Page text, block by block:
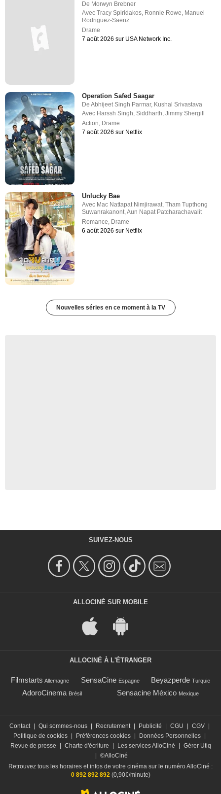
De Morwyn Brebner
AvecTracy Spiridakos, Ronnie Rowe, Manuel
Rodriguez-Saenz
Drame
7 août 2026 sur USA Network Inc.
Operation Safed Saagar
DeAbhijeet Singh Parmar, Kushal Srivastava
Avec Harssh Singh ,Siddharth ,Jimmy Shergill
Action Drame
7 août 2026 sur Netflix
Unlucky Bae
Avec Mac Nattapat Nimjirawat,Tham Tupthong
Suwanrakanont,Aun Napat Patcharachavalit
Romance, Drame
6 août 2026 sur Netflix
Nouvelles séries en ce moment à la TV
SUIVEZ-NOUS
ALLOCINÉ SUR MOBILE
ALLOCINÉ À L'ÉTRANGER
Filmstarts Allemagne SensaCine Espagne Beyazperde Turquie
AdoroCinema Brésil Sensacine México Mexique
Contact Qui sommes-nous Recrutement Publicité CGU CGV
Politique de cookies
Préférences cookies Données Personnelles
Revue de presse
Charte d'écriture Les services AlloCiné
Gérer Utiq
©AlloCiné
Retrouvez tous les horaires et infos de votre cinéma sur le numéro AlloCiné :
0 892 892 892(0,90€/minute)